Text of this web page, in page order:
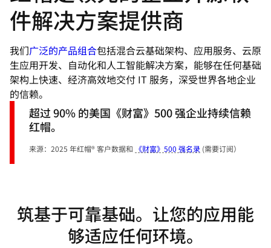
件解决方案提供商
我们广泛的产品组合包括混合云基础架构、应用服务、云原
生应用开发、自动化和人工智能解决方案，能够在任何基础
架构上快速、经济高效地交付 IT 服务，深受世界各地企业
的信赖。
超过 90% 的美国《财富》500 强企业持续信赖
红帽。
来源：2025 年红帽® 客户数据和 《财富》500 强名录 (需要订阅）
筑基于可靠基础。让您的应用能
够适应任何环境。